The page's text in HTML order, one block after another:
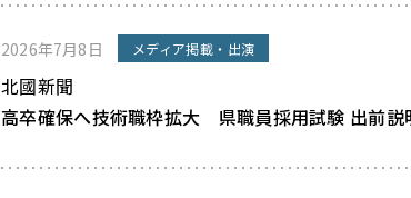
2026年7月8日 メディア掲載・出演
北國新聞
高卒確保へ技術職枠拡大 県職員採用試験 出前説